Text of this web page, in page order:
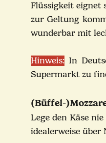
Flüssigkeit eignet
zur Geltung
wunderbar mit
Hinweis: In
Supermarkt zu
(Büffel-
Lege den Käse
idealerweise über